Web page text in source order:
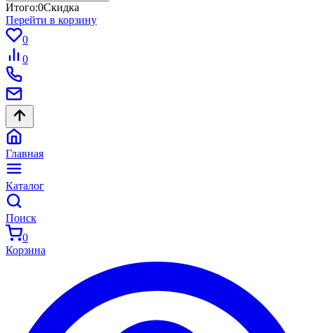
Итого:0Скидка
Перейти в корзину
0
0
Главная
Каталог
Поиск
0
Корзина